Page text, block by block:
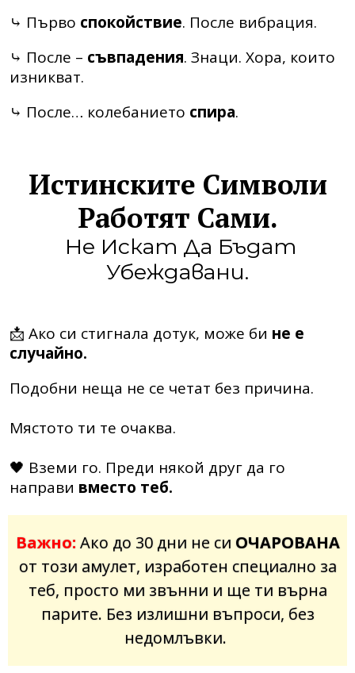
⤷ Първо спокойствие. После вибрация.
⤷ После – съвпадения. Знаци. Хора, които
изникват.
⤷ После… колебанието спира.
Истинските Символи
Работят Сами.
Не Искат Да Бъдат
Убеждавани.
📩 Ако си стигнала дотук, може би не е
случайно.
Подобни неща не се четат без причина.
Мястото ти те очаква.
🖤 Вземи го. Преди някой друг да го
направи вместо теб.
Важно: Ако до 30 дни не си ОЧАРОВАНА
от този амулет, изработен специално за
теб, просто ми звънни и ще ти върна
парите. Без излишни въпроси, без
недомлъвки.